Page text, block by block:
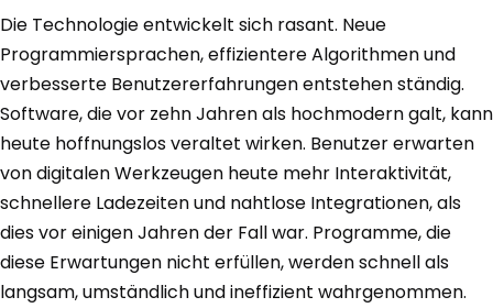
Die Technologie entwickelt sich rasant. Neue
Programmiersprachen, effizientere Algorithmen und
verbesserte Benutzererfahrungen entstehen ständig.
Software, die vor zehn Jahren als hochmodern galt, kann
heute hoffnungslos veraltet wirken. Benutzer erwarten
von digitalen Werkzeugen heute mehr Interaktivität,
schnellere Ladezeiten und nahtlose Integrationen, als
dies vor einigen Jahren der Fall war. Programme, die
diese Erwartungen nicht erfüllen, werden schnell als
langsam, umständlich und ineffizient wahrgenommen.